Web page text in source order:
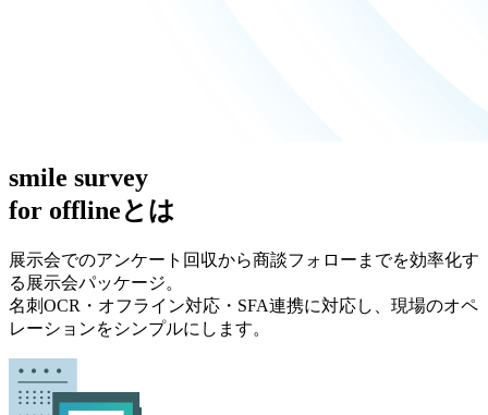
smile survey
for offlineとは
展示会でのアンケート回収から商談フォローまでを効率化す
る展示会パッケージ。
名刺OCR・オフライン対応・SFA連携に対応し、現場のオペ
レーションをシンプルにします。